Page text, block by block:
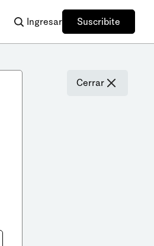
Ingresar Suscribite
Cerrar